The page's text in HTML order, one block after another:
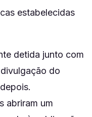
estabelecidas
detida junto com
do
abriram um